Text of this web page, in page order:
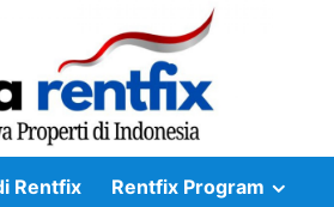
Rentfix Rentfix Program